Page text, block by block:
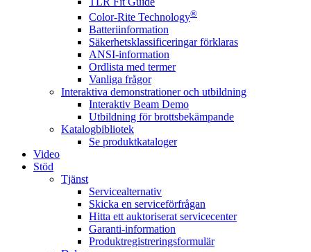
Color-Rite Technology®
Batteriinformation
Säkerhetsklassificeringar förklaras
ANSI-information
Ordlista med termer
Vanliga frågor
Interaktiva demonstrationer och utbildning
Interaktiv Beam Demo
Utbildning för brottsbekämpande
Katalogbibliotek
Se produktkataloger
Video
Stöd
Tjänst
Servicealternativ
Skicka en serviceförfrågan
Hitta ett auktoriserat servicecenter
Garanti-information
Produktregistreringsformulär